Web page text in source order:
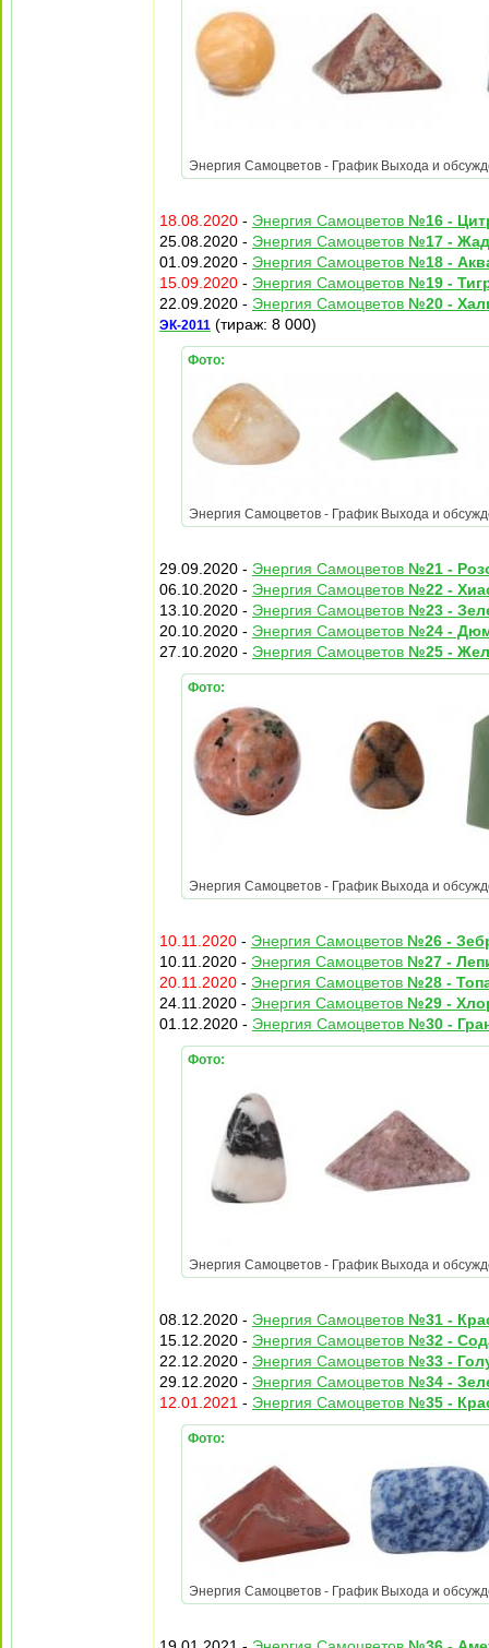
Энергия Самоцветов - График Выхода и
18.08.2020 - Энергия Самоцветов №16 -
25.08.2020 - Энергия Самоцветов №17 - Жад
01.09.2020 - Энергия Самоцветов №18 -
15.09.2020 - Энергия Самоцветов №19 -
22.09.2020 - Энергия Самоцветов №20 -
ЭК-2011 (тираж: 8 000)
Фото:
Энергия Самоцветов - График Выхода и
29.09.2020 - Энергия Самоцветов №21 -
06.10.2020 - Энергия Самоцветов №22 -
13.10.2020 - Энергия Самоцветов №23 -
20.10.2020 - Энергия Самоцветов №24 -
27.10.2020 - Энергия Самоцветов №25 -
Фото:
Энергия Самоцветов - График Выхода и
10.11.2020 - Энергия Самоцветов №26 -
10.11.2020 - Энергия Самоцветов №27 -
20.11.2020 - Энергия Самоцветов №28 -
24.11.2020 - Энергия Самоцветов №29 -
01.12.2020 - Энергия Самоцветов №30 -
Фото:
Энергия Самоцветов - График Выхода и
08.12.2020 - Энергия Самоцветов №31 -
15.12.2020 - Энергия Самоцветов №32 -
22.12.2020 - Энергия Самоцветов №33 -
29.12.2020 - Энергия Самоцветов №34 -
12.01.2021 - Энергия Самоцветов №35 -
Фото:
Энергия Самоцветов - График Выхода и